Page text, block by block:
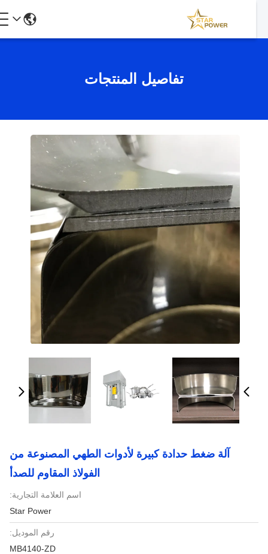
تفاصيل المنتجات
آلة ضغط حدادة كبيرة لأدوات الطهي المصنوعة من
الفولاذ المقاوم للصدأ
اسم العلامة التجارية:
Star Power
رقم الموديل:
MB4140-ZD